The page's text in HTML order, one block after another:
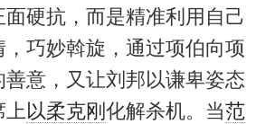
面硬抗，而是精准利用自己
，巧妙斡旋，通过项伯向项
意，又让刘邦以谦卑姿态
上 以柔克刚 化解杀机。当范